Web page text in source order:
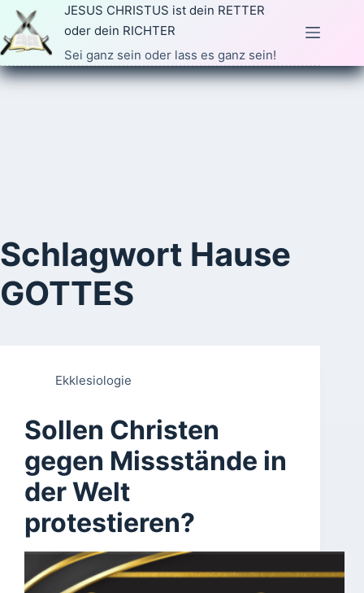
Zum
Inhalt
springen
JESUS CHRISTUS ist dein RETTER
oder dein RICHTER
Sei ganz sein oder lass es ganz sein!
Schlagwort Hause
GOTTES
Ekklesiologie
Sollen Christen
gegen Missstände in
der Welt
protestieren?